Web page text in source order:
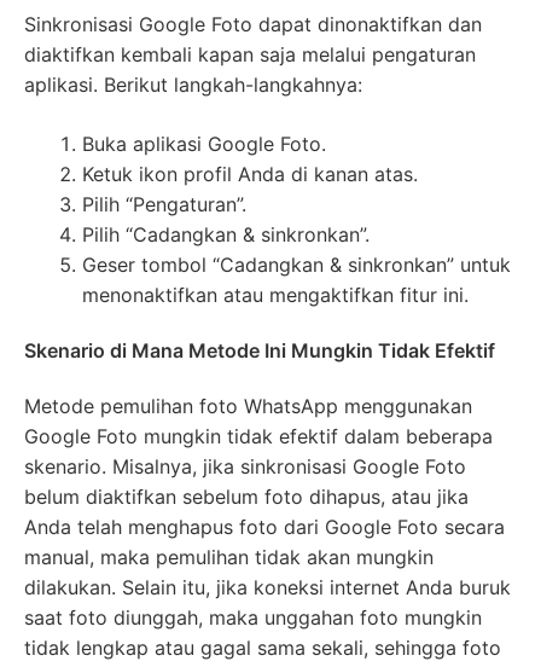
Sinkronisasi Google Foto dapat dinonaktifkan dan
diaktifkan kembali kapan saja melalui pengaturan
aplikasi. Berikut langkah-langkahnya:
Buka aplikasi Google Foto.
Ketuk ikon profil Anda di kanan atas.
Pilih “Pengaturan”.
Pilih “Cadangkan & sinkronkan”.
Geser tombol “Cadangkan & sinkronkan” untuk
menonaktifkan atau mengaktifkan fitur ini.
Skenario di Mana Metode Ini Mungkin Tidak Efektif
Metode pemulihan foto WhatsApp menggunakan
Google Foto mungkin tidak efektif dalam beberapa
skenario. Misalnya, jika sinkronisasi Google Foto
belum diaktifkan sebelum foto dihapus, atau jika
Anda telah menghapus foto dari Google Foto secara
manual, maka pemulihan tidak akan mungkin
dilakukan. Selain itu, jika koneksi internet Anda buruk
saat foto diunggah, maka unggahan foto mungkin
tidak lengkap atau gagal sama sekali, sehingga foto